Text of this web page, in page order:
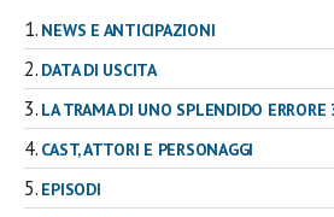
NEWS E ANTICIPAZIONI
DATA DI USCITA
LA TRAMA DI UNO SPLENDIDO ERRORE
CAST, ATTORI E PERSONAGGI
EPISODI